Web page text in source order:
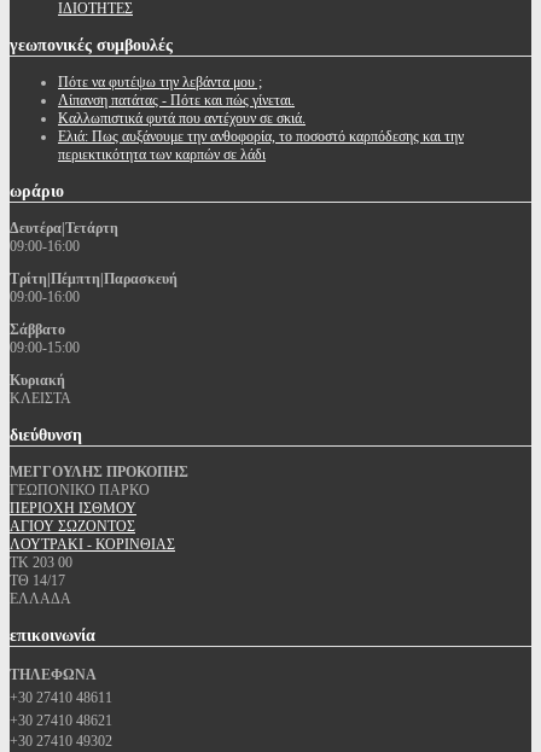
ΙΔΙΟΤΗΤΕΣ
γεωπονικές συμβουλές
Πότε να φυτέψω την λεβάντα μου ;
Λίπανση πατάτας - Πότε και πώς γίνεται.
Καλλωπιστικά φυτά που αντέχουν σε σκιά.
Ελιά: Πως αυξάνουμε την ανθοφορία, το ποσοστό καρπόδεσης και την
περιεκτικότητα των καρπών σε λάδι
ωράριο
Δευτέρα|Τετάρτη
09:00-16:00
Τρίτη|Πέμπτη|Παρασκευή
09:00-16:00
Σάββατο
09:00-15:00
Κυριακή
ΚΛΕΙΣΤΑ
διεύθυνση
ΜΕΓΓΟΥΛΗΣ ΠΡΟΚΟΠΗΣ
ΓΕΩΠΟΝΙΚΟ ΠΑΡΚΟ
ΠΕΡΙΟΧΗ ΙΣΘΜΟΥ
ΑΓΙΟΥ ΣΩΖΟΝΤΟΣ
ΛΟΥΤΡΑΚΙ - ΚΟΡΙΝΘΙΑΣ
ΤΚ 203 00
ΤΘ 14/17
ΕΛΛΑΔΑ
επικοινωνία
ΤΗΛΕΦΩΝΑ
+30 27410 48611
+30 27410 48621
+30 27410 49302